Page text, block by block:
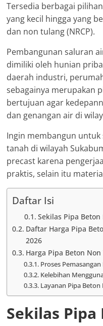
Tersedia berbagai
yang kecil hingga yang
dan non tulang (NRCP).
Pembangunan saluran
dimiliki oleh hunian
daerah industri,
sebagainya merupakan
bertujuan agar
dan genangan air di
Ingin membangun
tanah di wilayah
precast karena
praktis, selain itu
Daftar Isi
Sekilas Pipa Beton
Daftar Harga Pipa
2026
Harga Pipa Beton
Proses
Kelebihan
Layanan Pipa
Sekilas